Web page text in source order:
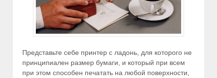
Представьте себе принтер с ладонь, для которого не
принципиален размер бумаги, и который при всем
при этом способен печатать на любой поверхности,